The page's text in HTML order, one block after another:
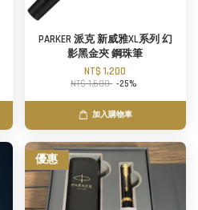
PARKER 派克 新威雅XL系列 幻
影黑金夾 鋼珠筆
NT$ 1,200
NT$ 1,600 -25%
加入購物車
優惠